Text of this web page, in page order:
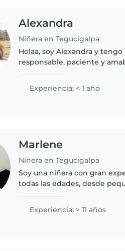
Alexandra
Niñera en Tegucigalpa
Holaa, soy Alexandra y tengo
responsable, paciente y
brindarles un ambiente..
Experiencia: < 1 año
Marlene
Niñera en Tegucigalpa
Soy una niñera con gran
todas las edades, desde
manualidades. Madres y
Experiencia: > 11 años